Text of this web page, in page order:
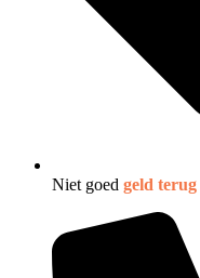
Niet goed geld terug